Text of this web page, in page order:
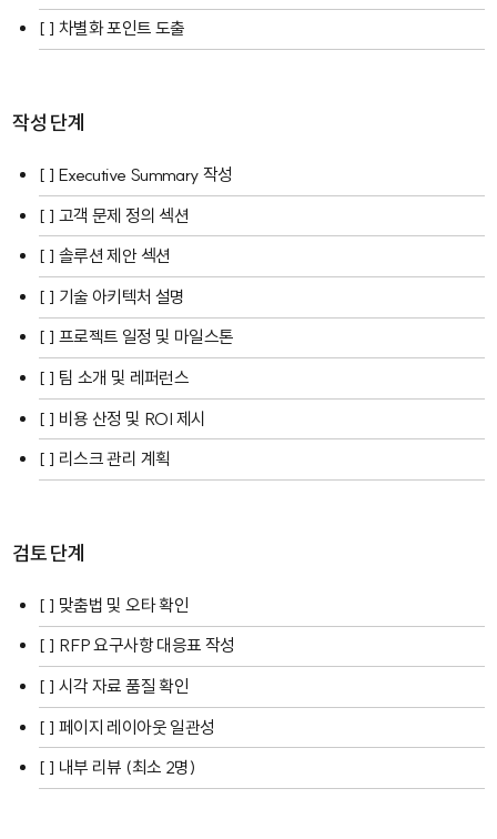
[ ] 차별화 포인트 도출
작성 단계
[ ] Executive Summary 작성
[ ] 고객 문제 정의 섹션
[ ] 솔루션 제안 섹션
[ ] 기술 아키텍처 설명
[ ] 프로젝트 일정 및 마일스톤
[ ] 팀 소개 및 레퍼런스
[ ] 비용 산정 및 ROI 제시
[ ] 리스크 관리 계획
검토 단계
[ ] 맞춤법 및 오타 확인
[ ] RFP 요구사항 대응표 작성
[ ] 시각 자료 품질 확인
[ ] 페이지 레이아웃 일관성
[ ] 내부 리뷰 (최소 2명)